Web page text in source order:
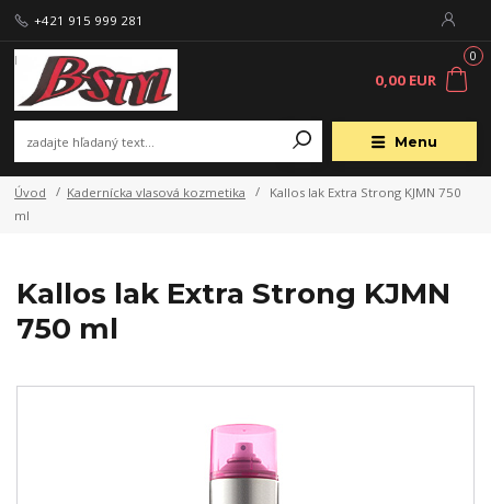
Menu
+421 915 999 281
0
0,00 EUR
Úvod Kadernícka vlasová kozmetika
Kallos lak Extra Strong KJMN 750
ml
Kallos lak Extra Strong KJMN
750 ml